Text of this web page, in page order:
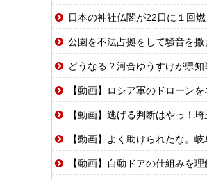
日本の神社仏閣が22日に１回燃
公園を不法占拠をして騒音を
どうなる？河合ゆうすけが県知
【動画】ロシア軍のドローン
【動画】逃げる判断はやっ！
【動画】よく助けられたな。
【動画】自動ドアの仕組みを